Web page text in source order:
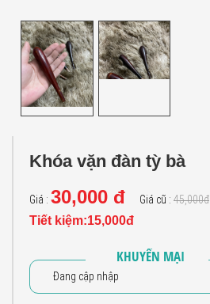
Khóa vặn đàn tỳ bà
Giá : 30,000 đ Giá cũ : 45,000đ
Tiết kiệm:15,000đ
KHUYẾN MẠI
Đang cập nhập